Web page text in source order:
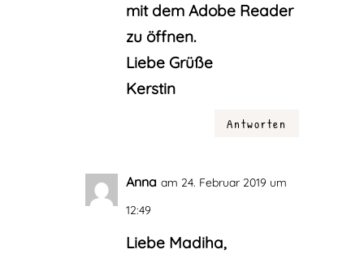
mit dem Adobe Reader
zu öffnen.
Liebe Grüße
Kerstin
Antworten
Anna am 24. Februar 2019 um
12:49
Liebe Madiha,